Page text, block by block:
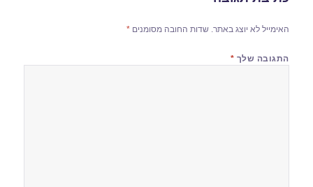
האימייל לא יוצג באתר. שדות החובה מסומנים*
התגובה שלך *